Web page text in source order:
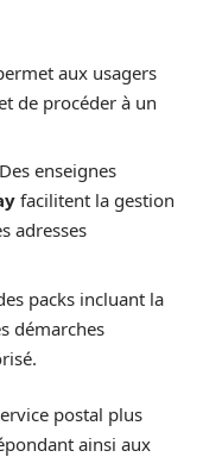
aux usagers
de procéder à un
enseignes
facilitent la gestion
adresses
packs incluant la
démarches
postal plus
ainsi aux